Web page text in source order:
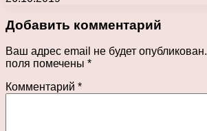
Добавить комментарий
Ваш адрес email не будет опубликован.
поля помечены *
Комментарий *